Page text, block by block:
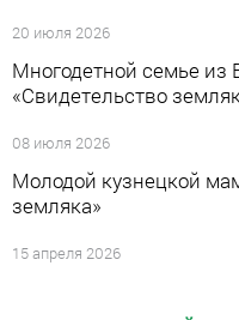
20 июля 2026
Многодетной семье из
«Свидетельство
08 июля 2026
Молодой кузнецкой
земляка»
15 апреля 2026